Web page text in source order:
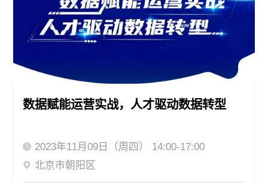
数据赋能运营实战，人才驱动数据转型
2023年11月09日（周四） 14:00-17:00
北京市朝阳区